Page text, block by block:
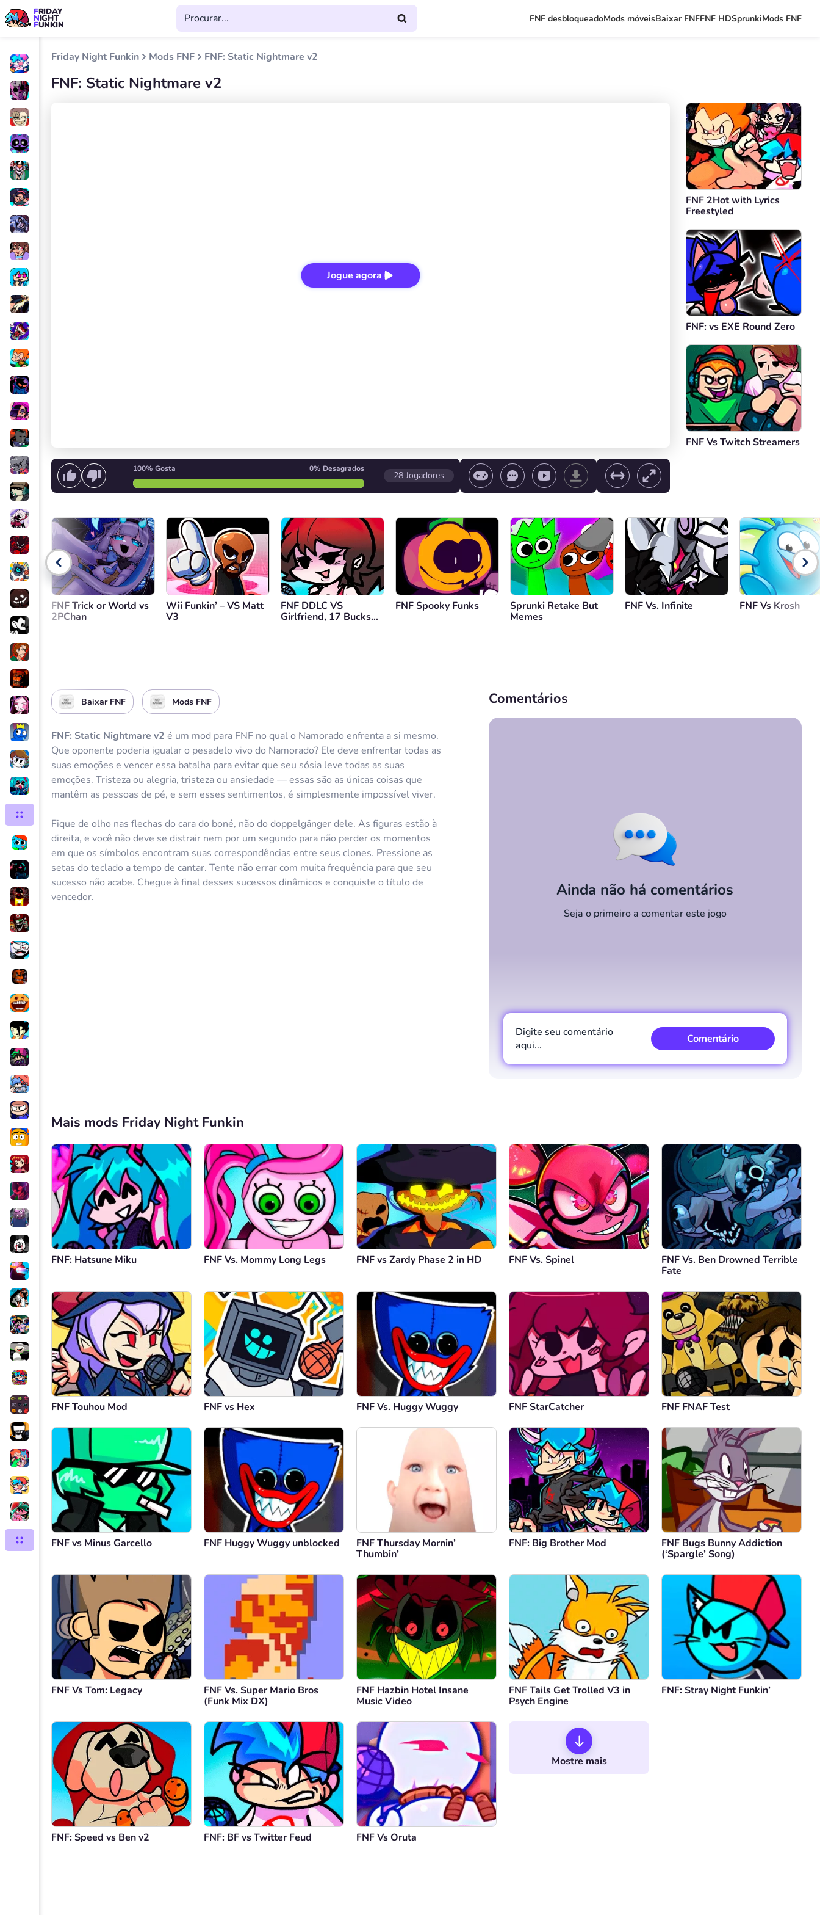
FRIDAY
NIGHT
FUNKIN
FNF desbloqueadoMods móveisBaixar FNFFNF HDSprunkiMods FNF
Friday Night Funkin Mods FNF FNF: Static Nightmare v2
FNF: Static Nightmare v2
Jogue agora
100% Gosta 0% Desagrados
28 Jogadores
Comece a cantar ou Comece o jogo / Pare o jogo / Selecione um nível Controle de volume
Volte
FNF 2Hot with Lyrics
Freestyled
FNF: vs EXE Round Zero
FNF Vs Twitch Streamers
FNF Trick or World vs
2PChan
Wii Funkin’ – VS Matt
V3
FNF DDLC VS
Girlfriend, 17 Bucks
FNF Spooky Funks
Sprunki Retake But
Memes
FNF Vs. Infinite FNF Vs Krosh
Baixar FNF Mods FNF
FNF: Static Nightmare v2 é um mod para FNF no qual o Namorado enfrenta a si mesmo.
Que oponente poderia igualar o pesadelo vivo do Namorado? Ele deve enfrentar todas as
suas emoções e vencer essa batalha para evitar que seu sósia leve todas as suas
emoções. Tristeza ou alegria, tristeza ou ansiedade — essas são as únicas coisas que
mantêm as pessoas de pé, e sem esses sentimentos, é simplesmente impossível viver.
Fique de olho nas flechas do cara do boné, não do doppelgänger dele. As figuras estão à
direita, e você não deve se distrair nem por um segundo para não perder os momentos
em que os símbolos encontram suas correspondências entre seus clones. Pressione as
setas do teclado a tempo de cantar. Tente não errar com muita frequência para que seu
sucesso não acabe. Chegue à final desses sucessos dinâmicos e conquiste o título de
vencedor.
Comentários
Ainda não há comentários
Seja o primeiro a comentar este jogo
Digite seu comentário
aqui...
Comentário
Cancelar Comentário
Mais mods Friday Night Funkin
FNF: Hatsune Miku FNF Vs. Mommy Long Legs FNF vs Zardy Phase 2 in HD FNF Vs. Spinel
FNF Vs. Ben Drowned Terrible
Fate
FNF Touhou Mod FNF vs Hex FNF Vs. Huggy Wuggy FNF StarCatcher FNF FNAF Test
FNF vs Minus Garcello FNF Huggy Wuggy unblocked
FNF Thursday Mornin’
Thumbin’
FNF: Big Brother Mod
FNF Bugs Bunny Addiction
(‘Spargle’ Song)
FNF Vs Tom: Legacy
FNF Vs. Super Mario Bros
(Funk Mix DX)
FNF Hazbin Hotel Insane
Music Video
FNF Tails Get Trolled V3 in
Psych Engine
FNF: Stray Night Funkin’
FNF: Speed vs Ben v2 FNF: BF vs Twitter Feud FNF Vs Oruta
Mostre mais